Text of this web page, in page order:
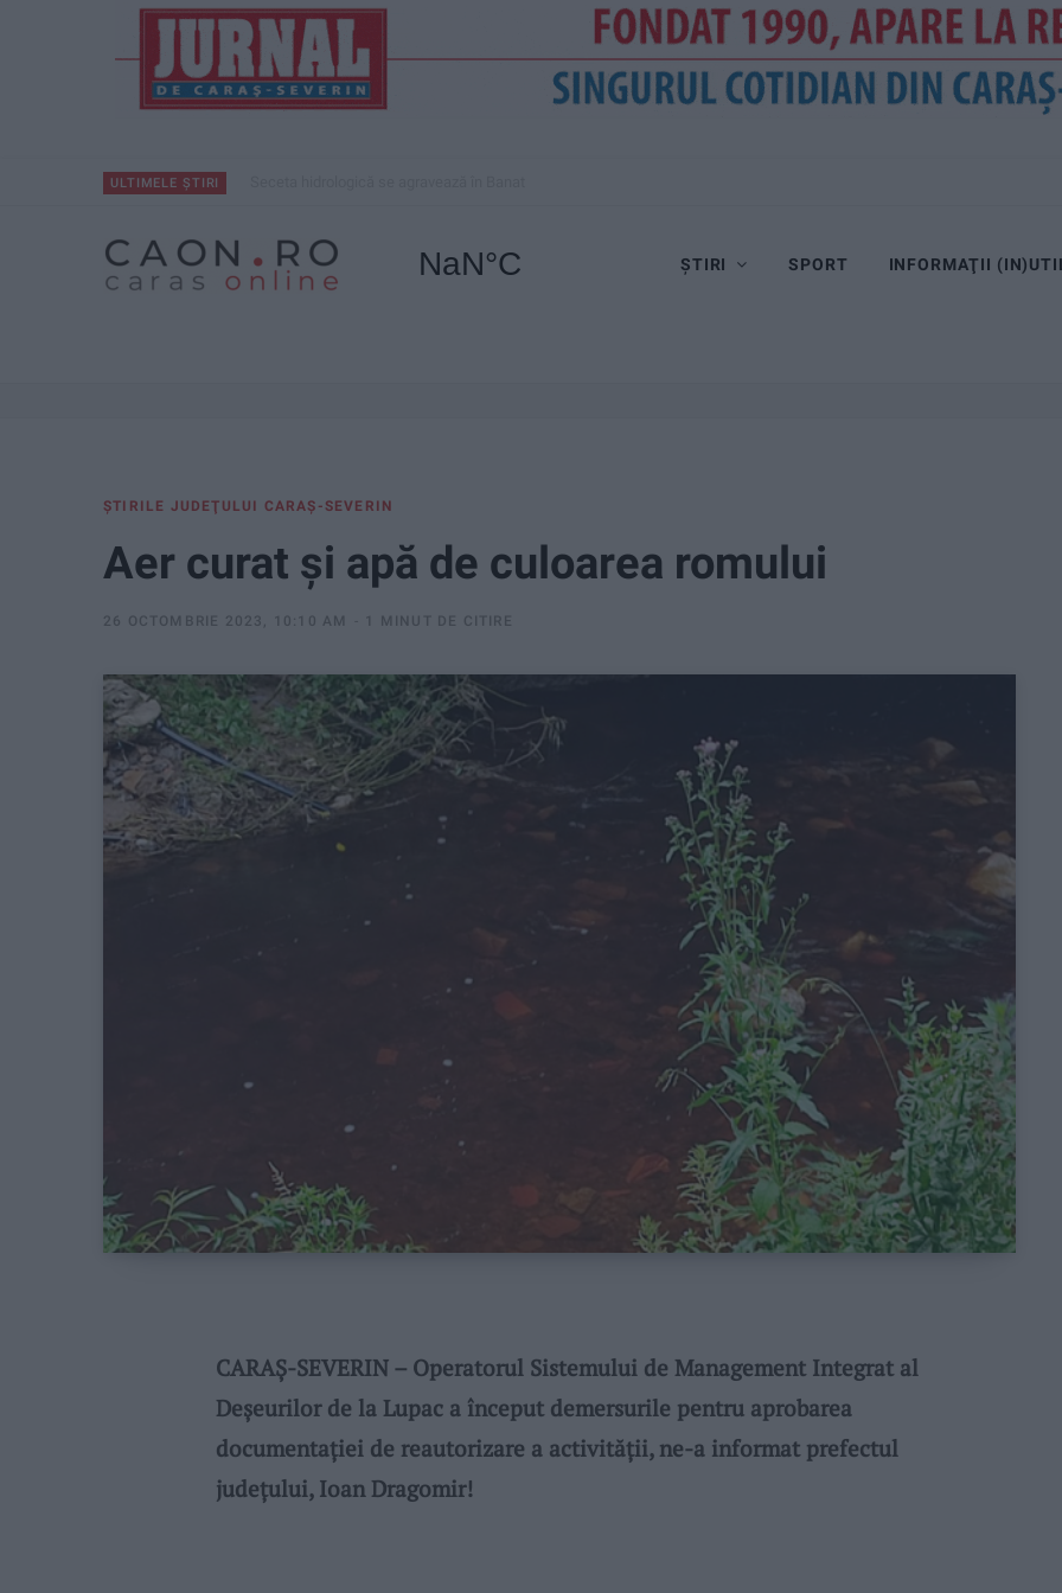
ULTIMELE ȘTIRI
ȘTIRI SPORT INFORMAŢII
ŞTIRILE JUDEŢULUI CARAŞ-SEVERIN
Aer curat şi apă de culoarea romului
26 OCTOMBRIE 2023, 10:10 AM 1 MINUT DE CITIRE
CARAŞ-SEVERIN – Operatorul Sistemului de Management Integrat al
Deşeurilor de la Lupac a început demersurile pentru aprobarea
documentaţiei de reautorizare a activităţii, ne-a informat prefectul
judeţului, Ioan Dragomir!